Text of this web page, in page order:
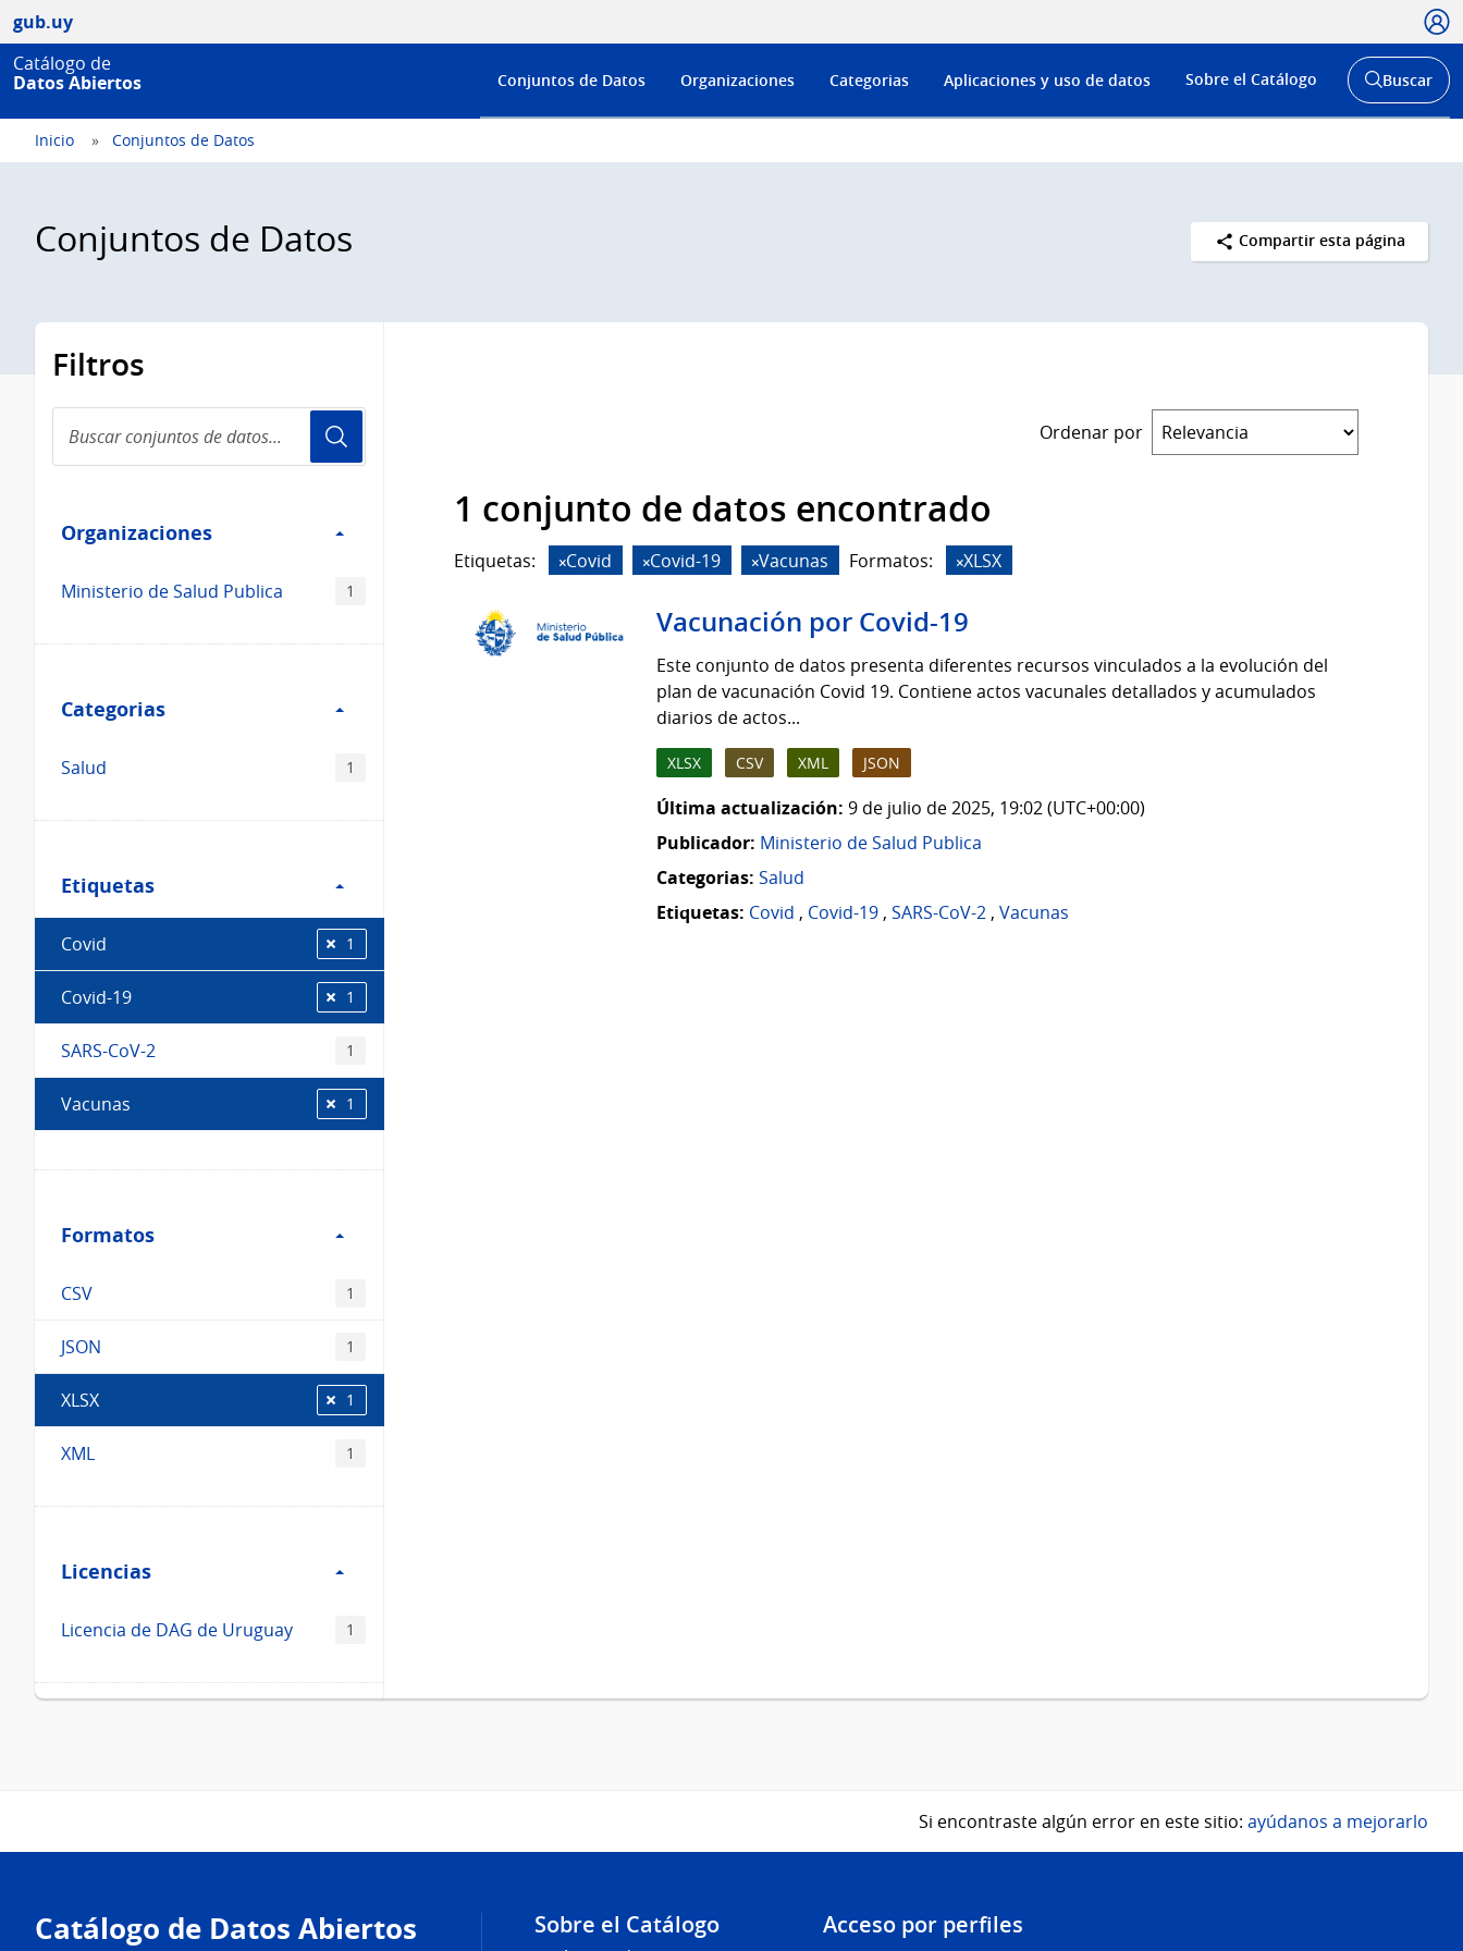
gub.uy
Catálogo de
Datos Abiertos
Menú
de
Conjuntos de Datos Organizaciones Categorias Aplicaciones y uso de datos Sobre el Catálogo
Abrir
buscador
Buscar
Inicio Conjuntos de Datos
Conjuntos de Datos Compartir esta página
Filtros
conjuntos
de
Organizaciones
Organizaciones
Ministerio de Salud Publica 1
Categorias
Categorias
Salud 1
Etiquetas
Etiquetas
Covid 1
Covid-19 1
SARS-CoV-2 1
Vacunas 1
Formatos
Formatos
CSV 1
JSON 1
XLSX 1
XML 1
Licencias
Licencias
Licencia de DAG de Uruguay 1
Ordenar por
1 conjunto de datos encontrado
Etiquetas: Covid Covid-19 Vacunas Formatos: XLSX
Vacunación por Covid-19
Este conjunto de datos presenta diferentes recursos vinculados a la evolución del
plan de vacunación Covid 19. Contiene actos vacunales detallados y acumulados
diarios de actos...
XLSX CSV XML JSON
Última actualización: 9 de julio de 2025, 19:02 (UTC+00:00)
Publicador: Ministerio de Salud Publica
Categorias: Salud
Etiquetas: Covid , Covid-19, SARS-CoV-2, Vacunas
Si encontraste algún error en este sitio: ayúdanos a mejorarlo
Catálogo de Datos Abiertos Sobre el Catálogo Acceso por perfiles